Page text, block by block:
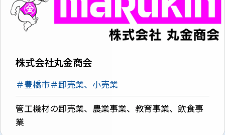
株式会社丸金商会
＃豊橋市＃卸売業、小売業
管工機材の卸売業、農業事業、教育事業、飲食事
業